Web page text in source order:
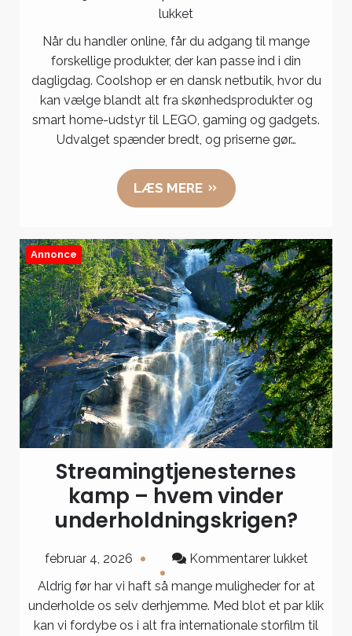
lukkettil
Sådan
gør
online
shopping
det
nemt
finde
nye
favoritter
Coolshop
Når du handler online, får du adgang til mange
forskellige produkter, der kan passe ind i din
dagligdag. Coolshop er en dansk netbutik, hvor du
kan vælge blandt alt fra skønhedsprodukter og
smart home-udstyr til LEGO, gaming og gadgets.
Udvalget spænder bredt, og priserne gør…
LÆS MERE
Annonce
Streamingtjenesternes
kamp – hvem vinder
underholdningskrigen?
februar 4, 2026 Kommentarer lukkettil
kamp
–
Aldrig før har vi haft så mange muligheder for at
underholde os selv derhjemme. Med blot et par klik
kan vi fordybe os i alt fra internationale storfilm til